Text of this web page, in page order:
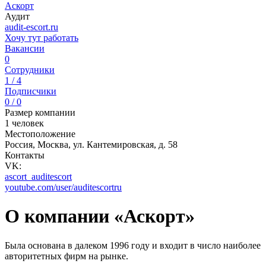
Аскорт
Аудит
audit-escort.ru
Хочу тут работать
Вакансии
0
Сотрудники
1 / 4
Подписчики
0 / 0
Размер компании
1 человек
Местоположение
Россия, Москва, ул. Кантемировская, д. 58
Контакты
VK:
ascort_auditescort
youtube.com/user/auditescortru
О компании «Аскорт»
Была основана в далеком 1996 году и входит в число наиболее
авторитетных фирм на рынке.